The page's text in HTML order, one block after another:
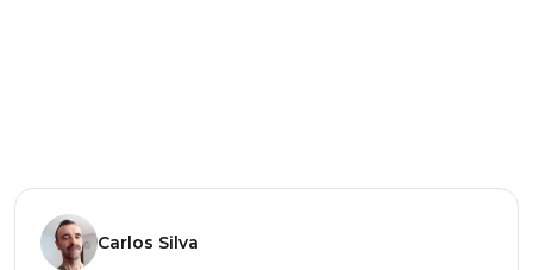
Carlos Silva